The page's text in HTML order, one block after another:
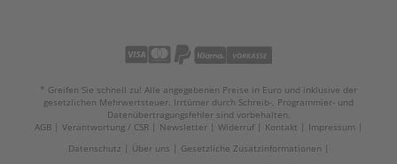
* Greifen Sie schnell zu! Alle angegebenen Preise in Euro und inklusive der
gesetzlichen Mehrwertsteuer. Irrtümer durch Schreib-, Programmier- und
Datenübertragungsfehler sind vorbehalten.
AGB
Verantwortung / CSR Newsletter Widerruf Kontakt
Impressum
Datenschutz
Über uns
Gesetzliche Zusatzinformationen